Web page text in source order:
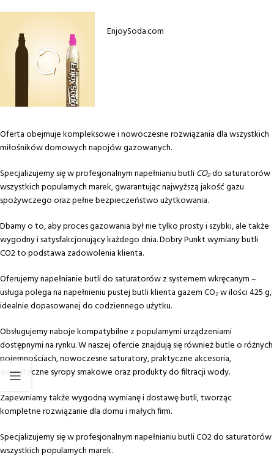
EnjoySoda.com
Oferta obejmuje kompleksowe i nowoczesne rozwiązania dla wszystkich
miłośników domowych napojów gazowanych.
Specjalizujemy się w profesjonalnym napełnianiu butliCO₂do saturatorów
wszystkich popularnych marek, gwarantując najwyższą jakość gazu
spożywczego oraz pełne bezpieczeństwo użytkowania.
Dbamy o to, aby proces gazowania był nie tylko prosty i szybki, ale także
wygodny i satysfakcjonujący każdego dnia. Dobry Punkt wymiany butli
CO2 to podstawa zadowolenia klienta.
Oferujemy napełnianie butli do saturatorów z systemem wkręcanym –
usługa polega na napełnieniu pustej butli klienta gazem CO₂ w ilości 425 g,
idealnie dopasowanej do codziennego użytku.
Obsługujemy naboje kompatybilne z popularnymi urządzeniami
dostępnymi na rynku. W naszej ofercie znajdują się również butle o różnych
pojemnościach, nowoczesne saturatory, praktyczne akcesoria,
aromatyczne syropy smakowe oraz produkty do filtracji wody.
Zapewniamy także wygodną wymianę i dostawę butli, tworząc
kompletne rozwiązanie dla domu i małych firm.
Specjalizujemy się w profesjonalnym napełnianiu butli CO2 do saturatorów
wszystkich popularnych marek.